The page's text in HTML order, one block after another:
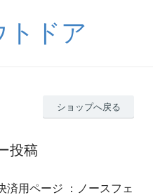
トドア
ショップへ戻る
投稿
済用ページ ：ノースフェ